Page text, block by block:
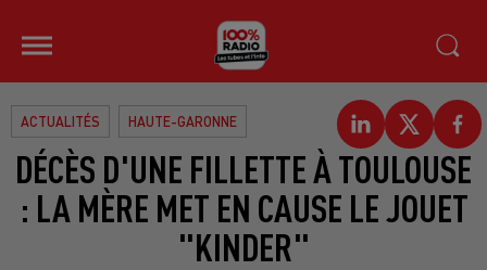
ACTUALITÉS HAUTE-GARONNE
DÉCÈS D'UNE FILLETTE À TOULOUSE
: LA MÈRE MET EN CAUSE LE JOUET
"KINDER"